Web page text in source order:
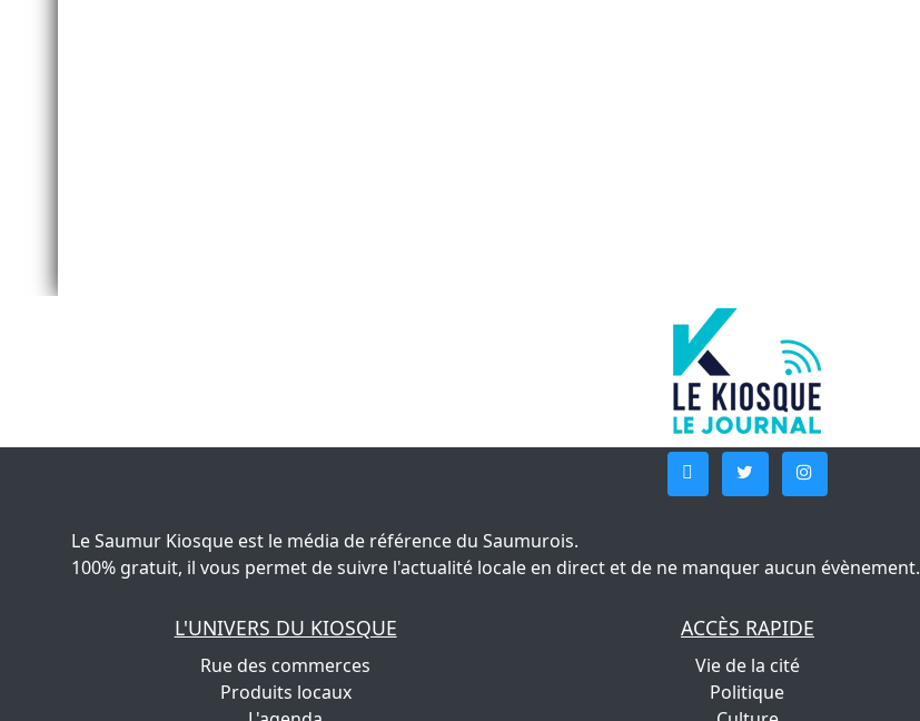
Le Saumur Kiosque est le média de référence du Saumurois.
100% gratuit, il vous permet de suivre l'actualité locale en direct et de ne manquer aucun évènement.
L'UNIVERS DU KIOSQUE
Rue des commerces
Produits locaux
ACCÈS RAPIDE
Vie de la cité
Politique